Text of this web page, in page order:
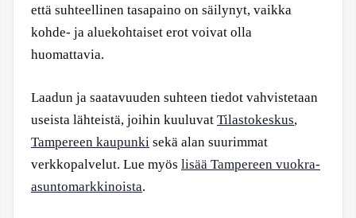
että suhteellinen tasapaino on säilynyt, vaikka
kohde- ja aluekohtaiset erot voivat olla
huomattavia.
Laadun ja saatavuuden suhteen tiedot vahvistetaan
useista lähteistä, joihin kuuluvat Tilastokeskus,
Tampereen kaupunki sekä alan suurimmat
verkkopalvelut. Lue myös lisää Tampereen vuokra-
asuntomarkkinoista.